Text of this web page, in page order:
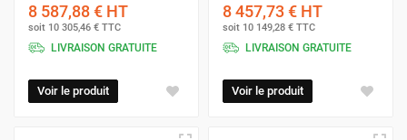
8 587,88 € HT
soit 10 305,46 € TTC
LIVRAISON GRATUITE
Voir le produit
8 457,73 € HT
soit 10 149,28 € TTC
LIVRAISON GRATUITE
Voir le produit